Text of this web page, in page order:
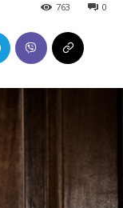
0
763